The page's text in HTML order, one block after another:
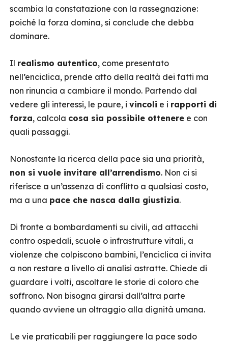
scambia la constatazione con la rassegnazione:
poiché la forza domina, si conclude che debba
dominare.
Il realismo autentico, come presentato
nell’enciclica, prende atto della realtà dei fatti ma
non rinuncia a cambiare il mondo. Partendo dal
vedere gli interessi, le paure, i vincoli e i rapporti di
forza, calcola cosa sia possibile ottenere e con
quali passaggi.
Nonostante la ricerca della pace sia una priorità,
non si vuole invitare all’arrendismo. Non ci si
riferisce a un’assenza di conflitto a qualsiasi costo,
ma a una pace che nasca dalla giustizia.
Di fronte a bombardamenti su civili, ad attacchi
contro ospedali, scuole o infrastrutture vitali, a
violenze che colpiscono bambini, l’enciclica ci invita
a non restare a livello di analisi astratte. Chiede di
guardare i volti, ascoltare le storie di coloro che
soffrono. Non bisogna girarsi dall’altra parte
quando avviene un oltraggio alla dignità umana.
Le vie praticabili per raggiungere la pace sodo